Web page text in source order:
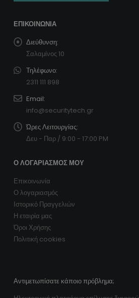
Διεύθυνση:
Σαλαμίνος 10
Τηλέφωνο:
2311 111 898
Email:
info@securitytech.gr
Ώρες Λειτουργίας:
Δευ - Παρ / 9:00 - 17:00 PM
Επικοινωνία
Ο λογαριασμός
Ιστορικό Πραγγελιών
Η εταιρία μας
Όροι Χρήσης
Πολιτική cookies
Ηλεκτρονική πλατφόρμα επίλυσης διαφορών